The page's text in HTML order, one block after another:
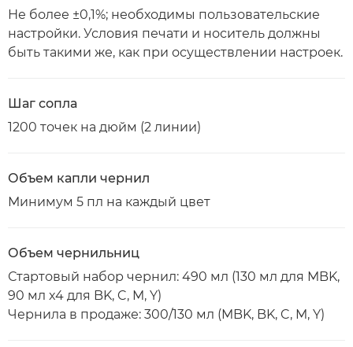
Не более ±0,1%; необходимы пользовательские
настройки. Условия печати и носитель должны
быть такими же, как при осуществлении настроек.
Шаг сопла
1200 точек на дюйм (2 линии)
Объем капли чернил
Минимум 5 пл на каждый цвет
Объем чернильниц
Стартовый набор чернил: 490 мл (130 мл для MBK,
90 мл x4 для BK, C, M, Y)
Чернила в продаже: 300/130 мл (MBK, BK, C, M, Y)